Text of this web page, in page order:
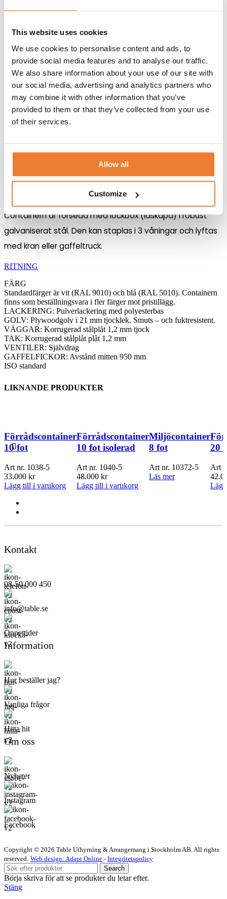
This website uses cookies
We use cookies to personalise content and ads, to
provide social media features and to analyse our traffic.
We also share information about your use of our site with
our social media, advertising and analytics partners who
may combine it with other information that you’ve
provided to them or that they’ve collected from your use
of their services.
Allow all
Customize
8
fot
elcentral
mängd
Lägg till i varukorg
Artikelnr: 10382-5
BESKRIVNING
TEKNISK INFORMATION
FÖRSÄLJNINGSVILLKOR
KUNDTJÄNST
verkstad eller förråd. Containern är utrustad med
och belysning med strömbrytare.
centralen görs med 3-faskabel 16A genom ett täckt hål
med utanpåliggande gummiskydd i sidan av containern.
Containern är försedd med lockbox (låskåpa) i robust
galvaniserat stål. Den kan staplas i 3 våningar och lyftas
med kran eller gaffeltruck.
RITNING
FÄRG
Standardfärger är vit (RAL 9010) och blå (RAL 5010). Containern
finns som beställningsvara i fler färger mot pristillägg.
LACKERING: Pulverlackering med polyesterbas
GOLV: Plywoodgolv i 21 mm tjocklek. Smuts – och fuktresistent.
VÄGGAR: Korrugerad stålplåt 1,2 mm tjock
TAK: Korrugerad stålplåt plåt 1,2 mm
VENTILER: Självdrag
GAFFELFICKOR: Avstånd mitten 950 mm
ISO standard
LIKNANDE PRODUKTER
Förrådscontainer
10 fot
Art nr. 1038-5
33.000 kr
Lägg till i varukorg
Förrådscontainer
10 fot isolerad
Art nr. 1040-5
48.000 kr
Lägg till i varukorg
Miljöcontainer
8 fot
Art nr. 10372-5
Läs mer
20
Art
Kontakt
08-50 000 450
info@table.se
Öppettider
Information
Hur beställer jag?
Vanliga frågor
Hitta hit
Om oss
Nyheter
Instagram
Facebook
Copyright © 2026 Table Uthyrning & Arrangemang i Stockholm AB. All rights
reserved​​. Web design: Adapt Online - Integritetspolicy
Search
Börja skriva för att se produkter du letar efter.
Stäng